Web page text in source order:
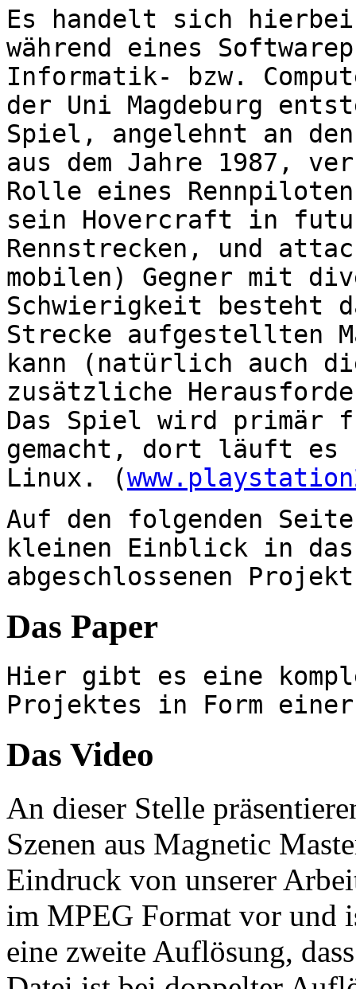
Es handelt sich
während eines
Informatik- bzw.
der Uni Magdeburg
Spiel, angelehnt an
aus dem Jahre 1987,
Rolle eines
sein Hovercraft in
Rennstrecken, und
mobilen) Gegner mit
Schwierigkeit besteht
Strecke aufgestellten
kann (natürlich auch
zusätzliche
Das Spiel wird primär
gemacht, dort läuft es
Linux. (
Auf den folgenden
kleinen Einblick in
abgeschlossenen
Das Paper
Hier gibt es eine
Projektes in Form
Das Video
An dieser Stelle
Szenen aus Magnetic
Eindruck von unserer
im MPEG Format vor und
eine zweite Auflösung,